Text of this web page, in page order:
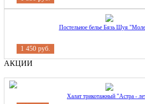
Постельное белье Бязь Шуя
1 450 руб.
АКЦИИ
Халат трикотажный "Астра -